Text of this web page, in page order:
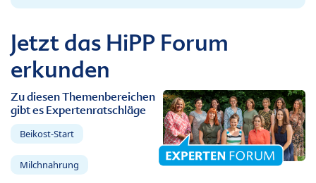
Jetzt das HiPP Forum
erkunden
Zu diesen Themenbereichen
gibt es Expertenratschläge
Beikost-Start
Milchnahrung